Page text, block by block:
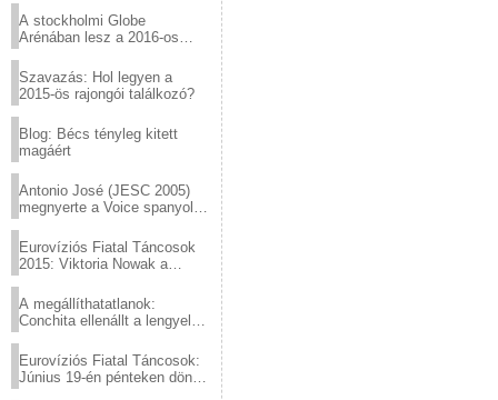
A stockholmi Globe
Arénában lesz a 2016-os
Szavazás: Hol legyen a
2015-ös rajongói találkozó?
Blog: Bécs tényleg kitett
magáért
Antonio José (JESC 2005)
megnyerte a Voice spanyol
Eurovíziós Fiatal Táncosok
2015: Viktoria Nowak a
A megállíthatatlanok:
Conchita ellenállt a lengyel
Eurovíziós Fiatal Táncosok:
Június 19-én pénteken döntő